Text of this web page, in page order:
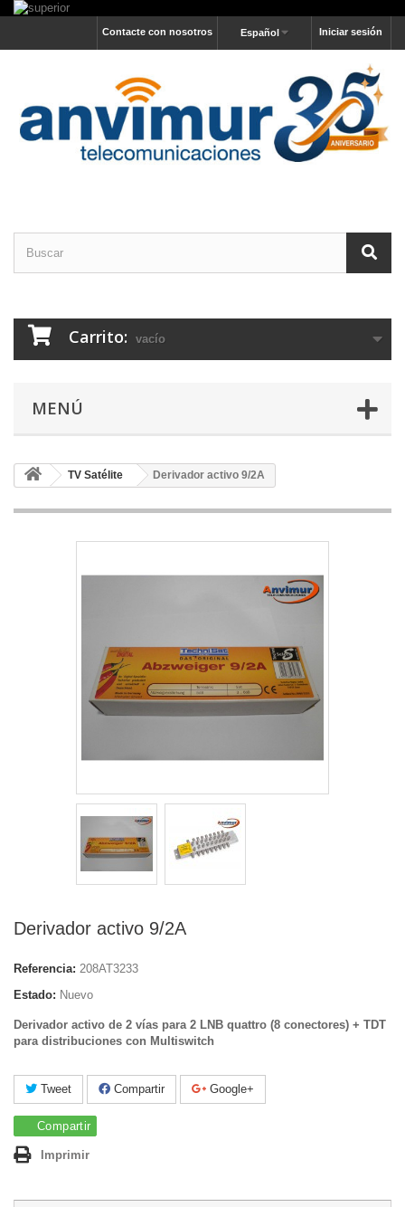
Iniciar sesión
Español
Contacte con nosotros
Carrito: vacío
MENÚ
TV Satélite Derivador activo 9/2A
Derivador activo 9/2A
Referencia: 208AT3233
Estado: Nuevo
Derivador activo de 2 vías para 2 LNB quattro (8 conectores) + TDT
para distribuciones con Multiswitch
Tweet Compartir Google+
Compartir
Imprimir